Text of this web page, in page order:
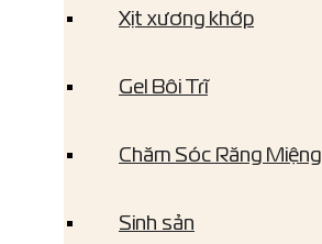
Xịt xương khớp
Gel Bôi Trĩ
Chăm Sóc Răng Miệng
Sinh sản